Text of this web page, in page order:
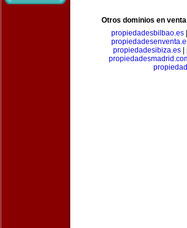
Otros dominios en
propiedadesbilbao.es|
propiedadesibiza.es